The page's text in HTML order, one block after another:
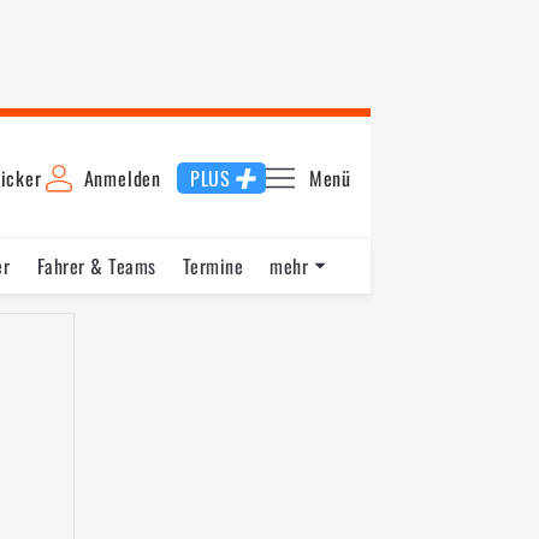
Anmelden PLUS Menü
Fahrer & Teams
Termine
mehr